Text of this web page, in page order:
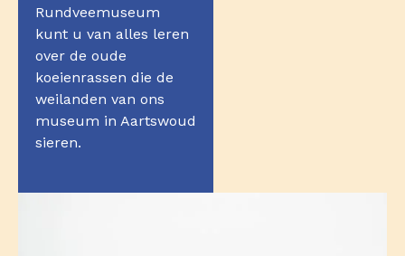
Rundveemuseum
kunt u van alles leren
over de oude
koeienrassen die de
weilanden van ons
museum in Aartswoud
sieren.